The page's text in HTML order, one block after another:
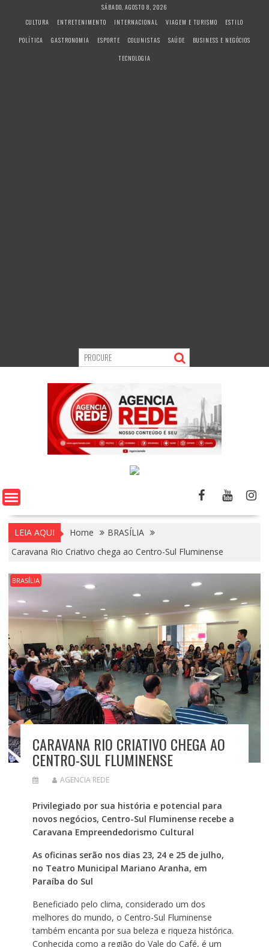
SÁBADO, AGOSTO 8, 2026
CULTURA
ENTRETENIMENTO INTERNACIONAL VIAGEM E TURISMO
ESTILO
POLÍTICA
GASTRONOMIA ESPORTE COLUNISTAS SAÚDE
BUSINESS E NEGÓCIOS
TECNOLOGIA
LEIA AQUI Home
BRASÍLIA
Caravana Rio Criativo chega ao Centro-Sul Fluminense
BRASÍLIA
CARAVANA RIO CRIATIVO CHEGA AO
CENTRO-SUL FLUMINENSE
AGENCIA REDE
Privilegiado por sua história e potencial para
novos negócios, Centro-Sul Fluminense recebe a
Caravana Empreendedorismo Cultural
As oficinas serão nos dias 23, 24 e 25 de julho,
no Teatro Municipal Mariano Aranha, em
Paraíba do Sul
Beneficiado pelo clima, considerado um dos
melhores do mundo, o Centro-Sul Fluminense
também encanta por sua beleza e riqueza histórica.
Conhecida como a região do Vale do Café, é um